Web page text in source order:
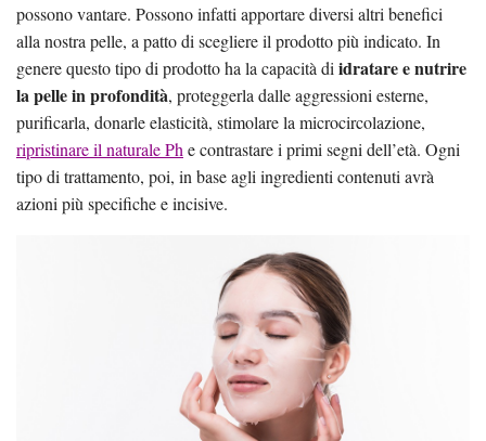
possono vantare. Possono infatti apportare diversi altri benefici
alla nostra pelle, a patto di scegliere il prodotto più indicato. In
genere questo tipo di prodotto ha la capacità diidratare e nutrire
la pelle in profondità, proteggerla dalle aggressioni esterne,
purificarla, donarle elasticità, stimolare la microcircolazione,
ripristinare il naturale Phe contrastare i primi segni dell’età. Ogni
tipo di trattamento, poi, in base agli ingredienti contenuti avrà
azioni più specifiche e incisive.